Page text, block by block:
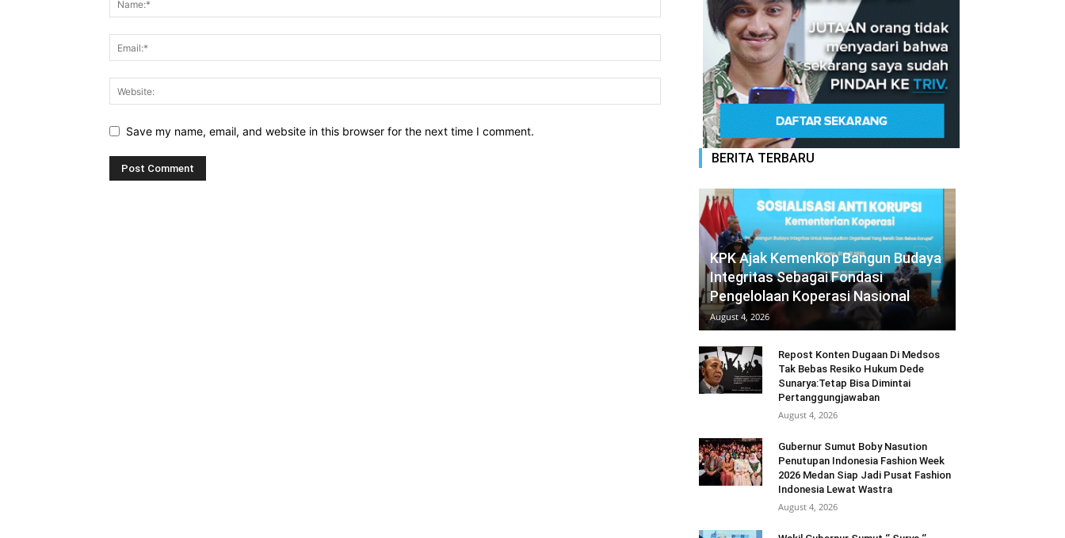
Save my name, email, and website in this browser for the next time I comment.
BERITA TERBARU
KPK Ajak Kemenkop Bangun Budaya
Integritas Sebagai Fondasi
Pengelolaan Koperasi Nasional
August 4, 2026
Repost Konten Dugaan Di Medsos
Tak Bebas Resiko Hukum Dede
Sunarya:Tetap Bisa Dimintai
Pertanggungjawaban
August 4, 2026
Gubernur Sumut Boby Nasution
Penutupan Indonesia Fashion Week
2026 Medan Siap Jadi Pusat Fashion
Indonesia Lewat Wastra
August 4, 2026